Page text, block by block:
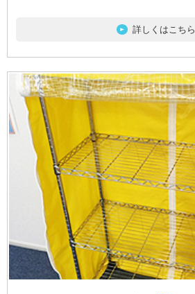
詳しくはこちら